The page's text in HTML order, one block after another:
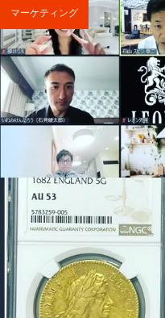
マーケティング